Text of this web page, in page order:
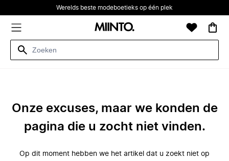
Werelds beste modeboetieks op één plek
Onze excuses, maar we konden de
pagina die u zocht niet vinden.
Op dit moment hebben we het artikel dat u zoekt niet op